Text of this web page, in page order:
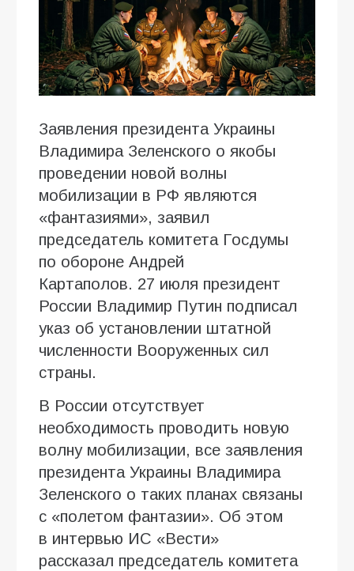
Заявления президента Украины
Владимира Зеленского о якобы
проведении новой волны
мобилизации в РФ являются
«фантазиями», заявил
председатель комитета Госдумы
по обороне Андрей
Картаполов. 27 июля президент
России Владимир Путин подписал
указ об установлении штатной
численности Вооруженных сил
страны.
В России отсутствует
необходимость проводить новую
волну мобилизации, все заявления
президента Украины Владимира
Зеленского о таких планах связаны
с «полетом фантазии». Об этом
в интервью ИC «Вести»
рассказал председатель комитета